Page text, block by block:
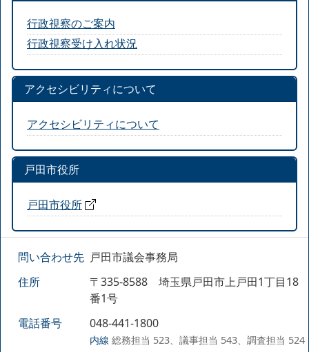
行政視察のご案内
行政視察受け入れ状況
アクセシビリティについて
アクセシビリティについて
戸田市役所
戸田市役所
問い合わせ先 戸田市議会事務局
住所
〒335-8588 埼玉県戸田市上戸田1丁目18
番1号
電話番号
048-441-1800
内線 総務担当 523、議事担当 543、調査担当 524